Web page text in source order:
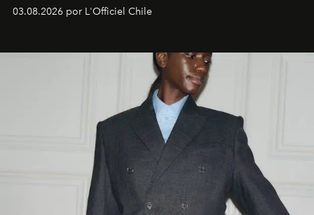
03.08.2026 por L'Officiel Chile